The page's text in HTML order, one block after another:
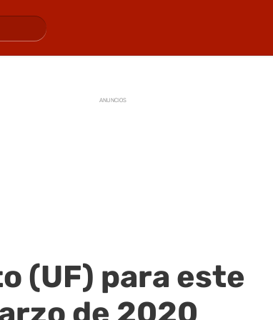
ANUNCIOS
(UF) para este